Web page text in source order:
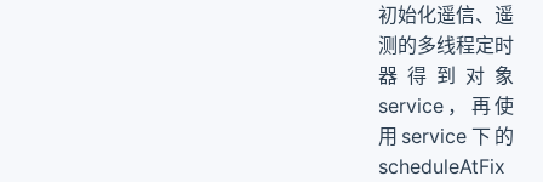
初始化遥信、遥
测的多线程定时
器得到对象
service，再使
用service下的
scheduleAtFix